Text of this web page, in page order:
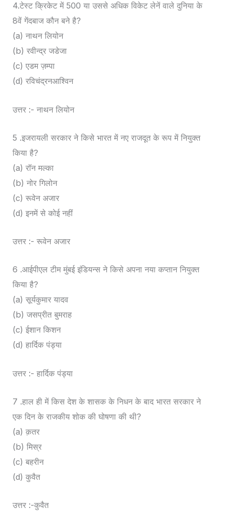
4.टेस्ट क्रिकेट में 500 या उससे अधिक विकेट लेनें वाले दुनिया के
8वें गेंदबाज कौन बने है?
(a) नाथन लियोन
(b) रवीन्द्र जडेजा
(c) एडम ज़म्पा
(d) रविचंद्रनआश्विन
उत्तर :- नाथन लियोन
5 .इजरायली सरकार ने किसे भारत में नए राजदूत के रूप में नियुक्त
किया है?
(a) रॉन मल्का
(b) नोर गिलोन
(c) रूवेन अजार
(d) इनमें से कोई नहीं
उत्तर :- रूवेन अजार
6 .आईपीएल टीम मुंबई इंडियन्स ने किसे अपना नया कप्तान नियुक्त
किया है?
(a) सूर्यकुमार यादव
(b) जसप्रीत बुमराह
(c) ईशान किशन
(d) हार्दिक पंड्या
उत्तर :- हार्दिक पंड्या
7 .हाल ही में किस देश के शासक के निधन के बाद भारत सरकार ने
एक दिन के राजकीय शोक की घोषणा की थी?
(a) क़तर
(b) मिस्र
(c) बहरीन
(d) कुवैत
उत्तर :-कुवैत